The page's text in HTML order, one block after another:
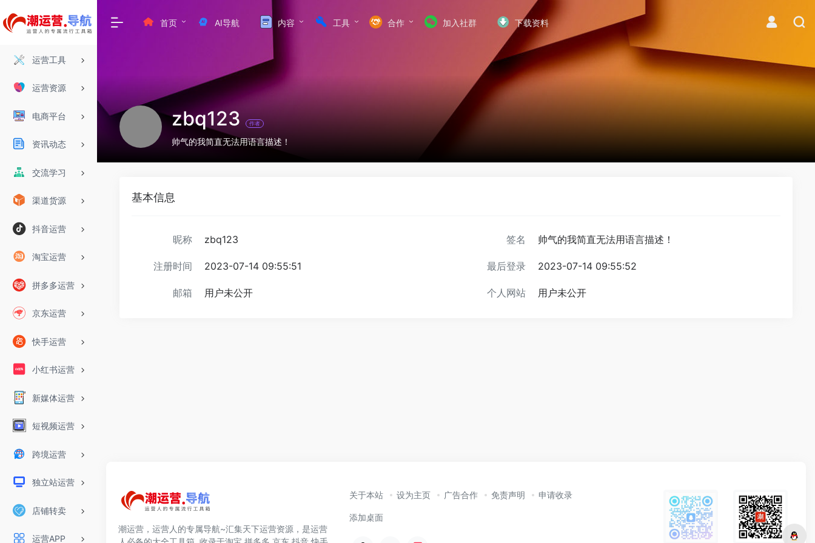
运营工具
运营资源
电商平台
资讯动态
交流学习
渠道货源
抖音运营
淘宝运营
拼多多运营
京东运营
快手运营
小红书运营
新媒体运营
短视频运营
跨境运营
独立站运营
店铺转卖
运营APP
首页 AI导航 内容 工具 合作 加入社群 下载资料
zbq123 作者
帅气的我简直无法用语言描述！
基本信息
昵称 zbq123 签名 帅气的我简直无法用语言描述！
注册时间 2023-07-14 09:55:51 最后登录 2023-07-14 09:55:52
邮箱 用户未公开 个人网站 用户未公开
潮运营，运营人的专属导航~汇集天下运营资源，是运营
关于本站 设为主页 广告合作 免责声明 申请收录
添加桌面